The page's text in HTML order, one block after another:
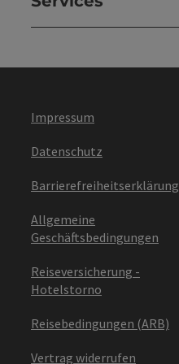
Impressum
Datenschutz
Barrierefreiheitserklärung
Allgemeine
Geschäftsbedingungen
Reiseversicherung -
Hotelstorno
Reisebedingungen (ARB)
Vertrag widerrufen